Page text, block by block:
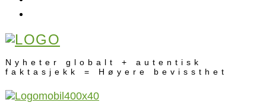
Nyheter globalt + autentisk
faktasjekk = Høyere bevissthet